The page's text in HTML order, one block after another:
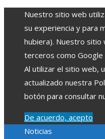
Nuestro sitio web
su experiencia y para
hubiera). Nuestro sitio
terceros como Google
Al utilizar el sitio web,
actualizado nuestra
botón para consultar
De acuerdo, acepto
Noticias